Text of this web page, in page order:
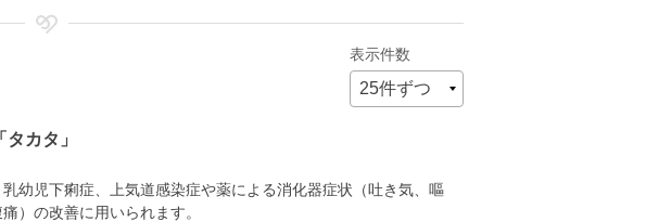
表示件数
カタ」
幼児下痢症、上気道感染症や薬による消化器症状（吐き気、嘔
）の改善に用いられます。